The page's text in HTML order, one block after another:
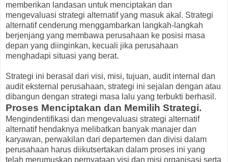
memberikan landasan untuk menciptakan dan
mengevaluasi strategi alternatif yang masuk akal. Strategi
alternatif cenderung menggambarkan langkah-langkah
berjenjang yang membawa perusahaan ke posisi masa
depan yang diinginkan, kecuali jika perusahaan
menghadapi situasi yang berat.
Strategi ini berasal dari visi, misi, tujuan, audit internal dan
audit eksternal perusahaan, strategi ini sejalan dengan atau
dibangun dengan strategi masa lalu yang terbukti berhasil.
Proses Menciptakan dan Memilih Strategi.
Mengindentifikasi dan mengevaluasi strategi alternatif
alternatif hendaknya melibatkan banyak manajer dan
karyawan, perwakilan dari departemen dan divisi dalam
perusahaan harus diikutsertakan dalam proses ini yang
telah merumuskan pernyataan visi dan misi organisasi serta